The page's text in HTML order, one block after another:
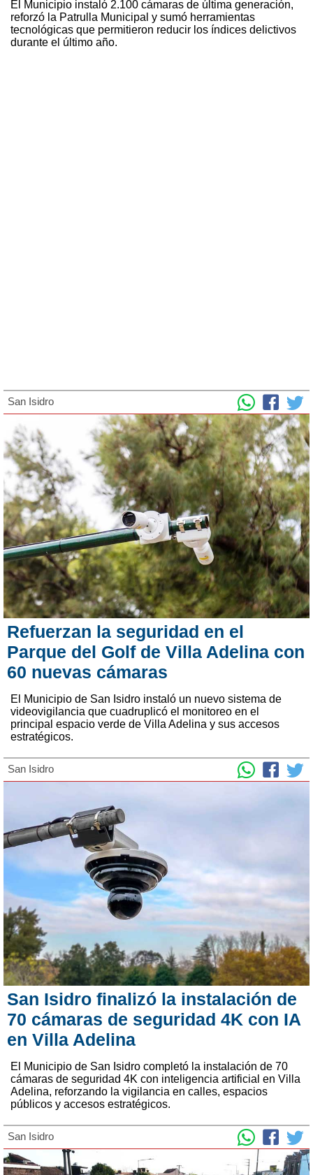
El Municipio instaló 2.100 cámaras de última generación,
reforzó la Patrulla Municipal y sumó herramientas
tecnológicas que permitieron reducir los índices delictivos
durante el último año.
San Isidro
Refuerzan la seguridad en el
Parque del Golf de Villa Adelina con
60 nuevas cámaras
El Municipio de San Isidro instaló un nuevo sistema de
videovigilancia que cuadruplicó el monitoreo en el
principal espacio verde de Villa Adelina y sus accesos
estratégicos.
San Isidro
San Isidro finalizó la instalación de
70 cámaras de seguridad 4K con IA
en Villa Adelina
El Municipio de San Isidro completó la instalación de 70
cámaras de seguridad 4K con inteligencia artificial en Villa
Adelina, reforzando la vigilancia en calles, espacios
públicos y accesos estratégicos.
San Isidro